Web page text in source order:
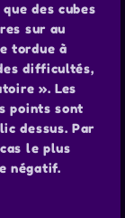
des cubes
sur au
tordue à
difficultés,
». Les
points sont
dessus. Par
le plus
négatif.